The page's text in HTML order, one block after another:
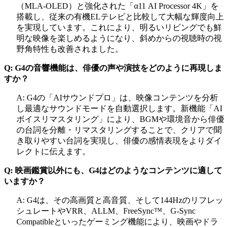
（MLA-OLED）と強化された「α11 AI Processor 4K」を
搭載し、従来の有機ELテレビと比較して大幅な輝度向上
を実現しています。これにより、明るいリビングでも鮮
明な映像を楽しめるようになり、斜めからの視聴時の視
野角特性も改善されました。
Q: G4の音響機能は、俳優の声や演技をどのように再現しま
すか？
A: G4の「AIサウンドプロ」は、映像コンテンツを分析
し最適なサウンドモードを自動選択します。新機能「AI
ボイスリマスタリング」により、BGMや環境音から俳優
の台詞を分離・リマスタリングすることで、クリアで聞
き取りやすい台詞を実現し、俳優の感情表現をよりダイ
レクトに伝えます。
Q: 映画鑑賞以外にも、G4はどのようなコンテンツに適して
いますか？
A: G4は、その高画質と高音質、そして144Hzのリフレッ
シュレートやVRR、ALLM、FreeSync™、G-Sync
Compatibleといったゲーミング機能により、映画やドラ